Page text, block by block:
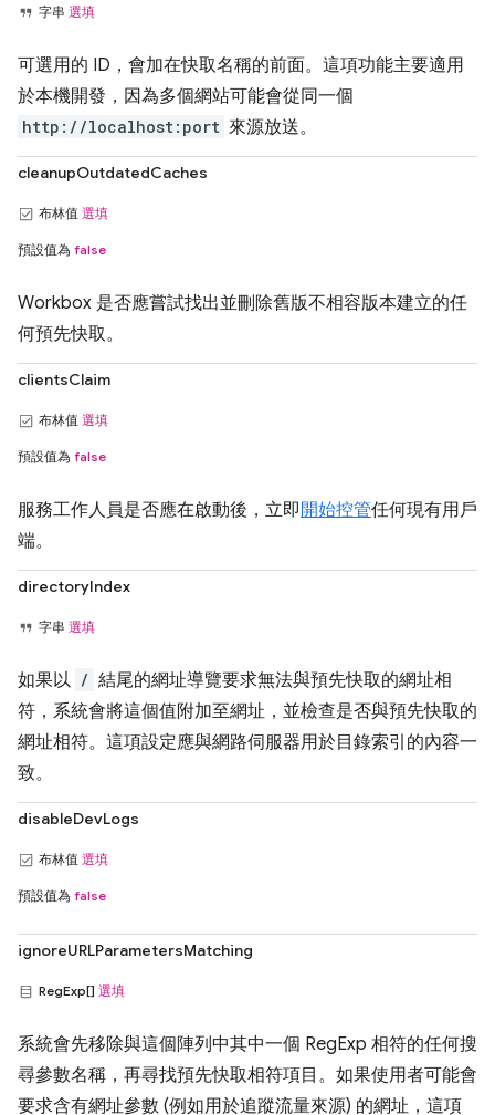
字串 選填
可選用的 ID，會加在快取名稱的前面。這項功能主要適用
於本機開發，因為多個網站可能會從同一個
http://localhost:port 來源放送。
cleanupOutdatedCaches
布林值 選填
預設值為 false
Workbox 是否應嘗試找出並刪除舊版不相容版本建立的任
何預先快取。
clientsClaim
布林值 選填
預設值為 false
服務工作人員是否應在啟動後，立即 開始控管任何現有用戶
端。
directoryIndex
字串 選填
如果以 / 結尾的網址導覽要求無法與預先快取的網址相
符，系統會將這個值附加至網址，並檢查是否與預先快取的
網址相符。這項設定應與網路伺服器用於目錄索引的內容一
致。
disableDevLogs
布林值 選填
預設值為 false
ignoreURLParametersMatching
RegExp[] 選填
系統會先移除與這個陣列中其中一個 RegExp 相符的任何搜
尋參數名稱，再尋找預先快取相符項目。如果使用者可能會
要求含有網址參數 (例如用於追蹤流量來源) 的網址，這項